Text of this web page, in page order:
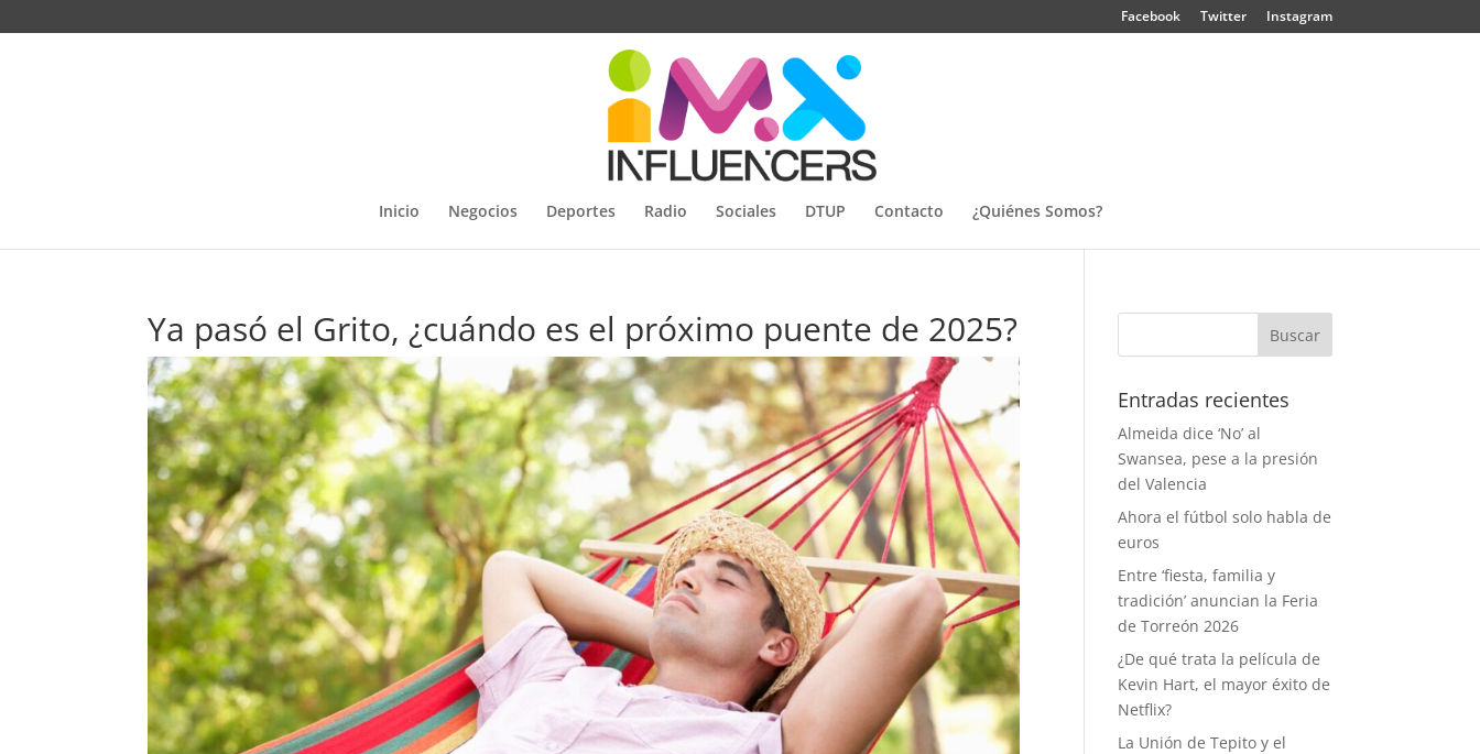
Facebook Twitter Instagram
Inicio Negocios Deportes Radio Sociales DTUP Contacto ¿Quiénes Somos?
Ya pasó el Grito, ¿cuándo es el próximo puente de 2025?
Entradas recientes
Almeida dice ‘No’ al
Swansea, pese a la presión
del Valencia
Ahora el fútbol solo habla de
euros
Entre ‘fiesta, familia y
tradición’ anuncian la Feria
de Torreón 2026
¿De qué trata la película de
Kevin Hart, el mayor éxito de
Netflix?
La Unión de Tepito y el